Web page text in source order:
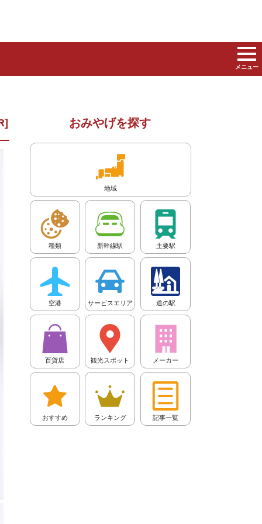
メニュー
おみやげを探す
地域
種類 新幹線駅 主要駅
空港 サービスエリア 道の駅
百貨店 観光スポット メーカー
おすすめ ランキング 記事一覧